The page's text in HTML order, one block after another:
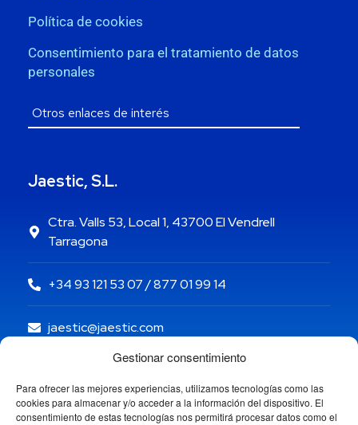
Gestionar consentimiento
Para ofrecer las mejores experiencias, utilizamos tecnologías como las
cookies para almacenar y/o acceder a la información del dispositivo. El
consentimiento de estas tecnologías nos permitirá procesar datos como el
Política de cookies
Consentimiento para el tratamiento de datos
personales
Jaestic, S.L.
Ctra. Valls 53, Local 1, 43700 El Vendrell
Tarragona
+34 93 121 53 07 / 877 01 99 14
jaestic@jaestic.com